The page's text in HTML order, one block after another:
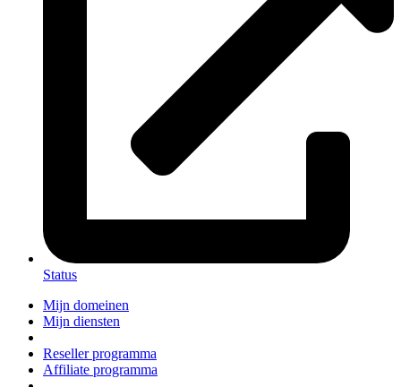
Status
Mijn domeinen
Mijn diensten
Reseller programma
Affiliate programma